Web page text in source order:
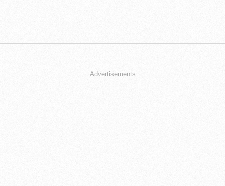
Advertisements